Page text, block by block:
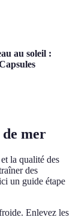
au soleil :
mer
la qualité des
des
un guide étape
Enlevez les